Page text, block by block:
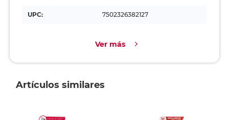
UPC: 7502326382127
Ver más
Artículos similares